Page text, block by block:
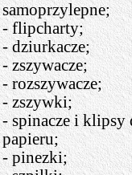
samoprzylepne;
- flipcharty;
- dziurkacze;
- zszywacze;
- rozszywacze;
- zszywki;
- spinacze i klipsy
papieru;
- pinezki;